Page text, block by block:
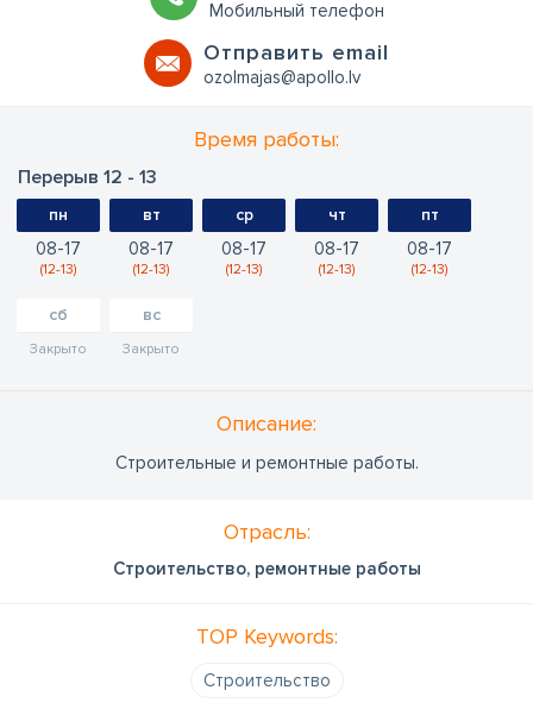
Мобильный телефон
Oтправить email
ozolmajas@apollo.lv
Время работы:
Перерыв 12 - 13
пн
08 17
12 13
вт
08 17
12 13
ср
08 17
12 13
чт
08 17
12 13
пт
08 17
12 13
сб
Закрыто
вс
Закрыто
Oписание:
Строительные и ремонтные работы.
Отрасль:
Строительство, ремонтные работы
TOP Keywords:
Cтроительство